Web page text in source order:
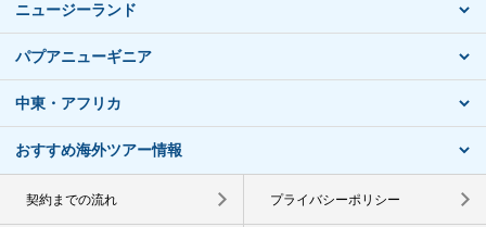
ニュージーランド
パプアニューギニア
中東・アフリカ
おすすめ海外ツアー情報
契約までの流れ プライバシーポリシー